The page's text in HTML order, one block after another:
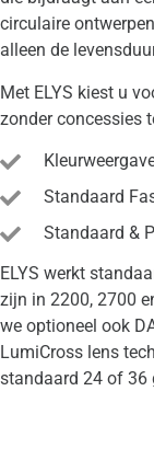
circulaire
alleen de
Met ELYS kiest u
zonder concessies
Standaard
Standaard &
ELYS werkt
zijn in 2200, 2700
we optioneel ook
LumiCross lens
standaard 24 of 36